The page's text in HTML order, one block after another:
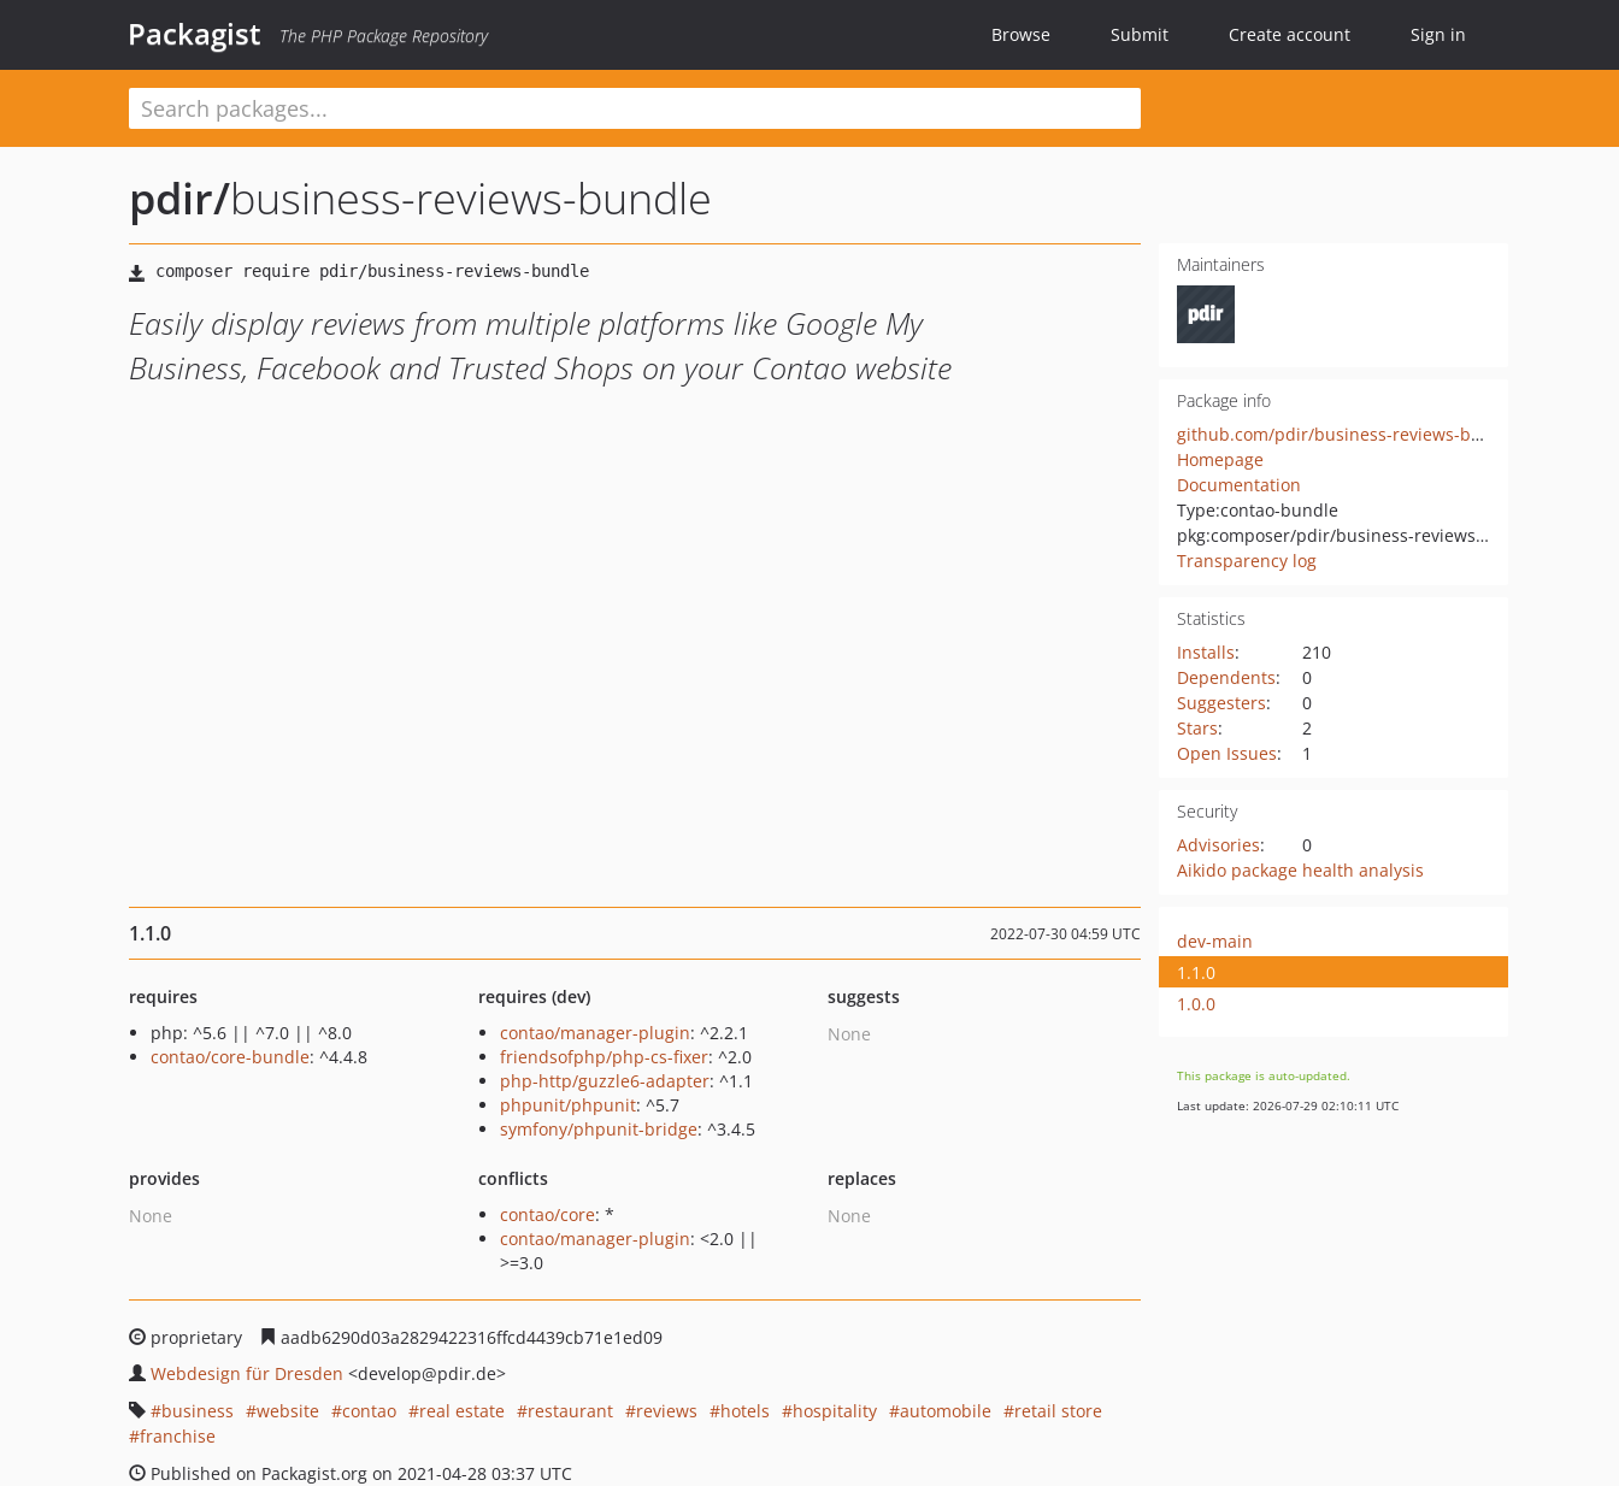
Packagist The PHP Package Repository Browse Submit Create account Sign in
pdir/business-reviews-bundle
Easily display reviews from multiple platforms like Google My
Business, Facebook and Trusted Shops on your Contao website
Maintainers
Package info
github.com/pdir/business-reviews-bundle
Homepage
Documentation
Type:contao-bundle
pkg:composer/pdir/business-reviews-bundle
Transparency log
Statistics
Installs:
210
Dependents:
0
Suggesters:
0
Stars:
2
Open Issues: 1
Security
Advisories:
0
Aikido package health analysis
1.1.0 2022-07-30 04:59 UTC
requires
php: ^5.6 || ^7.0 || ^8.0
contao/core-bundle: ^4.4.8
requires (dev)
contao/manager-plugin: ^2.2.1
friendsofphp/php-cs-fixer: ^2.0
php-http/guzzle6-adapter: ^1.1
phpunit/phpunit: ^5.7
symfony/phpunit-bridge: ^3.4.5
suggests
None
provides
None
conflicts
contao/core: *
contao/manager-plugin: <2.0 ||
>=3.0
replaces
None
proprietary
aadb6290d03a2829422316ffcd4439cb71e1ed09
Webdesign für Dresden <develop@pdir.de>
business
website contao real estate restaurant reviews hotels hospitality automobile
retail store
franchise
Published on Packagist.org on 2021-04-28 03:37 UTC
dev-main
1.1.0
1.0.0
This package is auto-updated.
Last update: 2026-07-29 02:10:11 UTC